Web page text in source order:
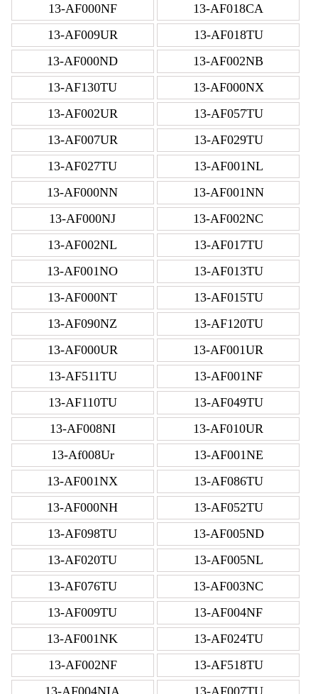
13-AF000NF
13-AF018CA
13-AF009UR
13-AF018TU
13-AF000ND
13-AF002NB
13-AF130TU
13-AF000NX
13-AF002UR
13-AF057TU
13-AF007UR
13-AF029TU
13-AF027TU
13-AF001NL
13-AF000NN
13-AF001NN
13-AF000NJ
13-AF002NC
13-AF002NL
13-AF017TU
13-AF001NO
13-AF013TU
13-AF000NT
13-AF015TU
13-AF090NZ
13-AF120TU
13-AF000UR
13-AF001UR
13-AF511TU
13-AF001NF
13-AF110TU
13-AF049TU
13-AF008NI
13-AF010UR
13-Af008Ur
13-AF001NE
13-AF001NX
13-AF086TU
13-AF000NH
13-AF052TU
13-AF098TU
13-AF005ND
13-AF020TU
13-AF005NL
13-AF076TU
13-AF003NC
13-AF009TU
13-AF004NF
13-AF001NK
13-AF024TU
13-AF002NF
13-AF518TU
13-AF004NIA
13-AF007TU